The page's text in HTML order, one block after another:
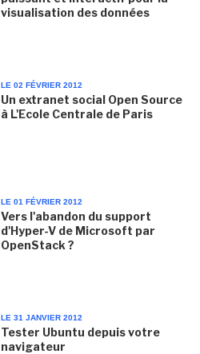
visualisation des données
LE 02 FÉVRIER 2012
Un extranet social Open Source
à L'Ecole Centrale de Paris
LE 01 FÉVRIER 2012
Vers l'abandon du support
d'Hyper-V de Microsoft par
OpenStack ?
LE 31 JANVIER 2012
Tester Ubuntu depuis votre
navigateur